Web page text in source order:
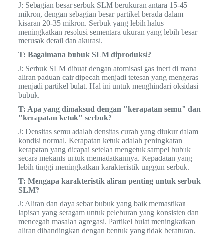
J: Sebagian besar serbuk SLM berukuran antara 15-45
mikron, dengan sebagian besar partikel berada dalam
kisaran 20-35 mikron. Serbuk yang lebih halus
meningkatkan resolusi sementara ukuran yang lebih besar
merusak detail dan akurasi.
T: Bagaimana bubuk SLM diproduksi?
J: Serbuk SLM dibuat dengan atomisasi gas inert di mana
aliran paduan cair dipecah menjadi tetesan yang mengeras
menjadi partikel bulat. Hal ini untuk menghindari oksidasi
bubuk.
T: Apa yang dimaksud dengan "kerapatan semu" dan
"kerapatan ketuk" serbuk?
J: Densitas semu adalah densitas curah yang diukur dalam
kondisi normal. Kerapatan ketuk adalah peningkatan
kerapatan yang dicapai setelah mengetuk sampel bubuk
secara mekanis untuk memadatkannya. Kepadatan yang
lebih tinggi meningkatkan karakteristik unggun serbuk.
T: Mengapa karakteristik aliran penting untuk serbuk
SLM?
J: Aliran dan daya sebar bubuk yang baik memastikan
lapisan yang seragam untuk peleburan yang konsisten dan
mencegah masalah agregasi. Partikel bulat meningkatkan
aliran dibandingkan dengan bentuk yang tidak beraturan.